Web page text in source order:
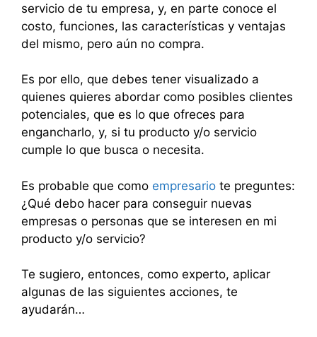
servicio de tu empresa, y, en parte conoce el
costo, funciones, las características y ventajas
del mismo, pero aún no compra.
Es por ello, que debes tener visualizado a
quienes quieres abordar como posibles clientes
potenciales, que es lo que ofreces para
engancharlo, y, si tu producto y/o servicio
cumple lo que busca o necesita.
Es probable que como empresario te preguntes:
¿Qué debo hacer para conseguir nuevas
empresas o personas que se interesen en mi
producto y/o servicio?
Te sugiero, entonces, como experto, aplicar
algunas de las siguientes acciones, te
ayudarán…